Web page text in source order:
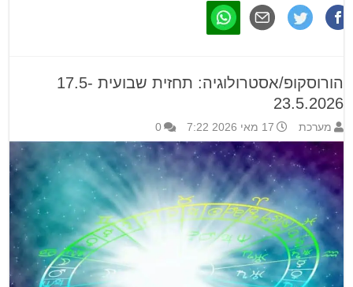
הורוסקופ/אסטרולוגיה: תחזית שבועית 17.5-
23.5.2026
מערכת 17 מאי 2026 7:22 0